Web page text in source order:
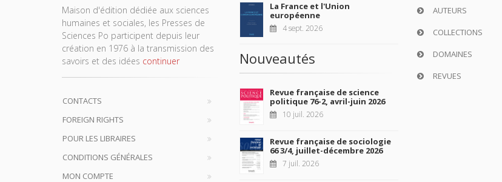
Maison d'édition dédiée aux sciences
humaines et sociales, les Presses de
Sciences Po participent depuis leur
création en 1976 à la transmission des
savoirs et des idées continuer
CONTACTS
FOREIGN RIGHTS
POUR LES LIBRAIRES
CONDITIONS GÉNÉRALES
MON COMPTE
La France et l'Union
européenne
4 sept. 2026
Nouveautés
Revue française de science
politique 76-2, avril-juin 2026
10 juil. 2026
Revue française de sociologie
66 3/4, juillet-décembre 2026
7 juil. 2026
AUTEURS
COLLECTIONS
DOMAINES
REVUES